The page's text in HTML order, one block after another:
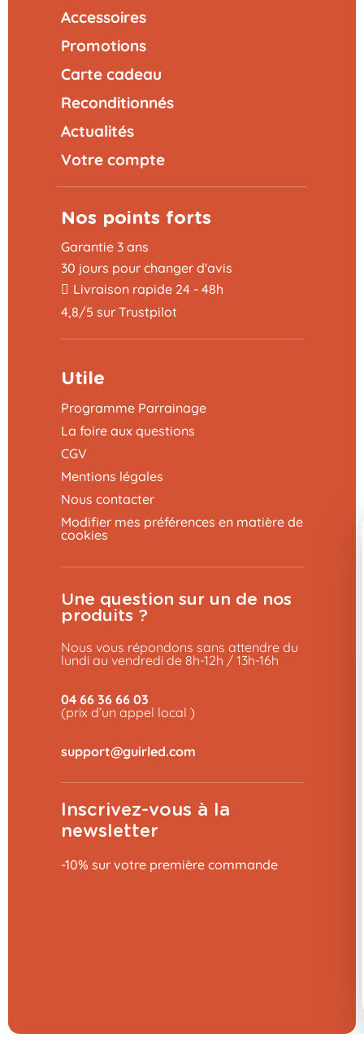
Accessoires
Promotions
Carte cadeau
Reconditionnés
Actualités
Votre compte
Nos points forts
Garantie 3 ans
30 jours pour changer d'avis
Livraison rapide 24 - 48h
4,8/5 sur Trustpilot
Utile
Programme Parrainage
La foire aux questions
CGV
Mentions légales
Nous contacter
Modifier mes préférences en matière de
cookies
Une question sur un de nos
produits ?
Nous vous répondons sans attendre du
lundi au vendredi de 8h-12h / 13h-16h
04 66 36 66 03
(prix d’un appel local )
Inscrivez-vous à la
newsletter
-10% sur votre première commande
10% de réduction 👋